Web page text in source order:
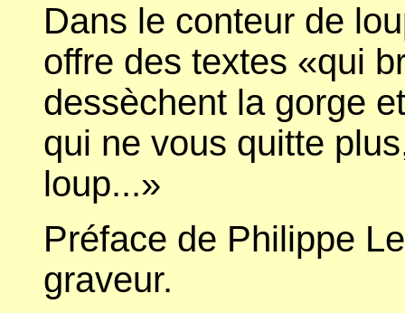
Dans le conteur de
offre des textes «qui
dessèchent la gorge
qui ne vous quitte
loup...»
Préface de Philippe
graveur.